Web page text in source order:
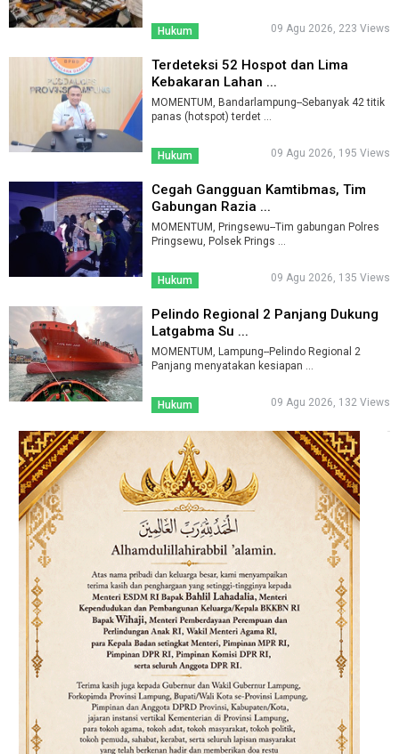
Hukum 09 Agu 2026, 223 Views
Terdeteksi 52 Hospot dan Lima
Kebakaran Lahan ...
MOMENTUM, Bandarlampung--Sebanyak 42 titik
panas (hotspot) terdet ...
Hukum 09 Agu 2026, 195 Views
Cegah Gangguan Kamtibmas, Tim
Gabungan Razia ...
MOMENTUM, Pringsewu--Tim gabungan Polres
Pringsewu, Polsek Prings ...
Hukum 09 Agu 2026, 135 Views
Pelindo Regional 2 Panjang Dukung
Latgabma Su ...
MOMENTUM, Lampung--Pelindo Regional 2
Panjang menyatakan kesiapan ...
Hukum 09 Agu 2026, 132 Views